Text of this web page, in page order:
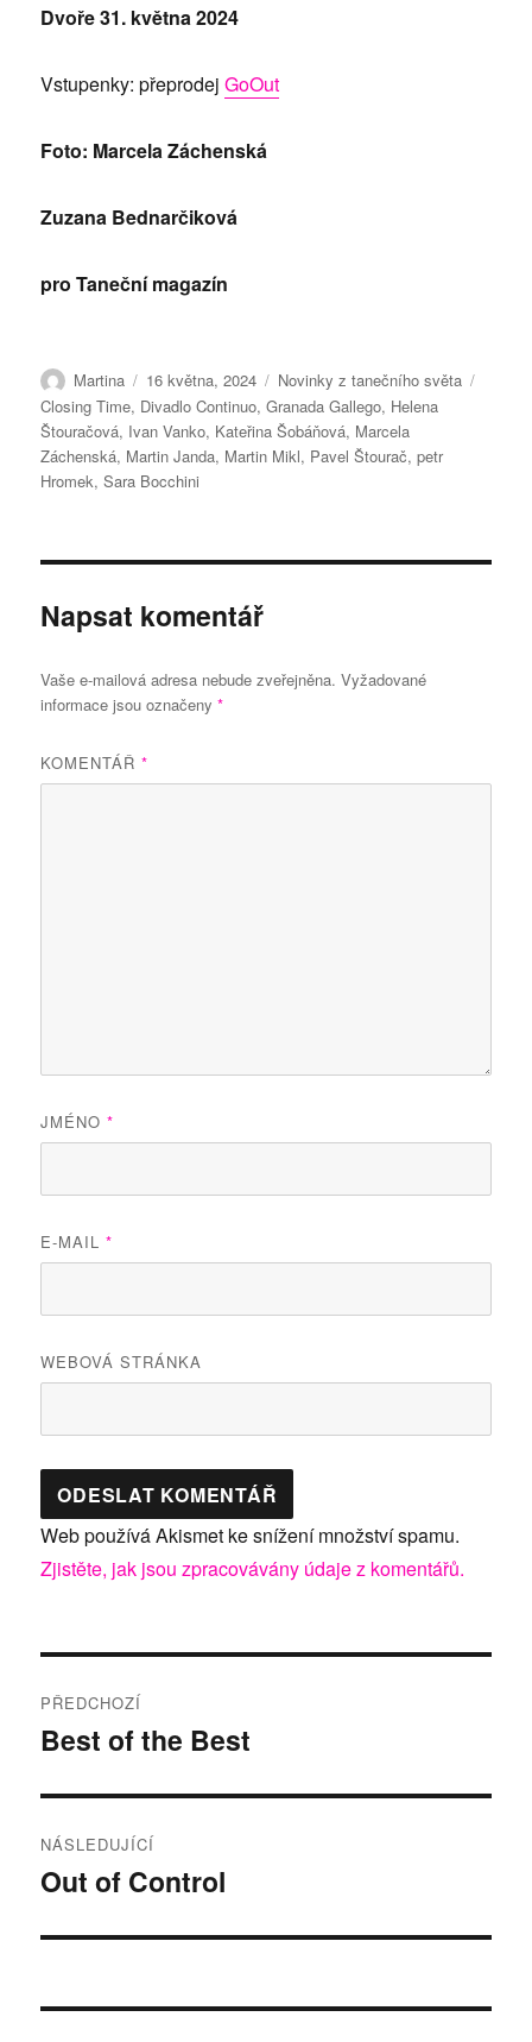
Dvoře 31. května 2024
Vstupenky: přeprodejGoOut
Foto: Marcela Záchenská
Zuzana Bednarčiková
pro Taneční magazín
Autor:
Martina Publikováno:
16 května, 2024 Rubriky:
Novinky z tanečního světa
Closing Time, Divadlo Continuo,Granada Gallego, Helena
Štouračová, Ivan Vanko, Kateřina Šobáňová, Marcela
Záchenská, Martin Janda, Martin Mikl, Pavel Štourač,petr
Hromek,Sara Bocchini
Napsat komentář
Vaše e-mailová adresa nebude zveřejněna. Vyžadované
informace jsou označeny*
KOMENTÁŘ*
JMÉNO*
E-MAIL*
WEBOVÁ STRÁNKA
Web používá Akismet ke snížení množství spamu.
Zjistěte, jak jsou zpracovávány údaje z komentářů.
pro
PŘEDCHOZÍ
Předchozí
Best of the Best
NÁSLEDUJÍCÍ
Následující
Out of Control